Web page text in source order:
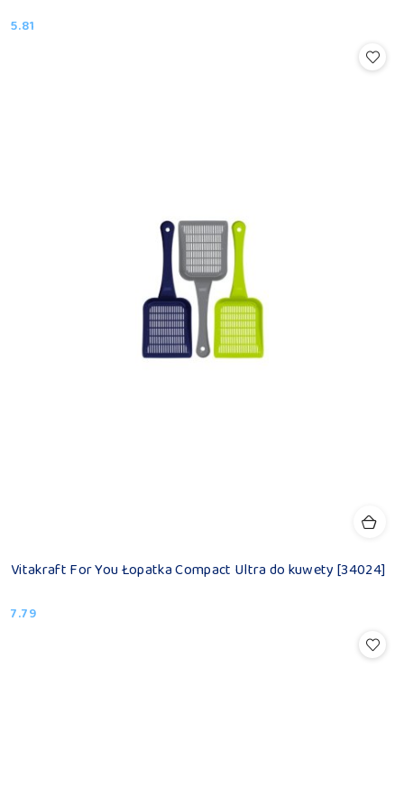
Cena:
5.81
Vitakraft For You Łopatka Compact Ultra do kuwety [34024]
Cena:
7.79